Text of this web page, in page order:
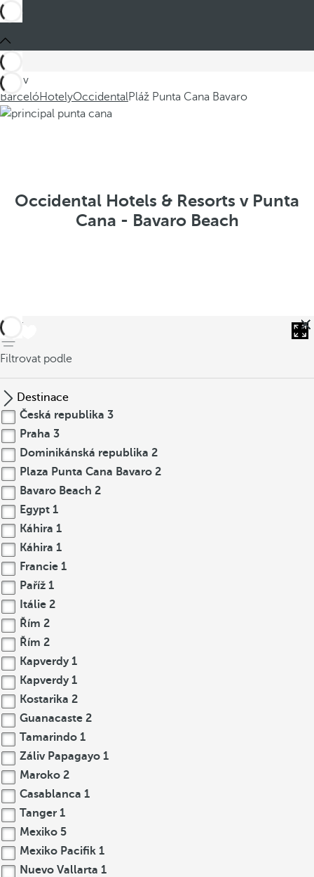
Jste v
BarcelóHotelyOccidentalPláž Punta Cana Bavaro
Occidental Hotels & Resorts v Punta
Cana - Bavaro Beach
Zpět
Filtrovat podle
Destinace
Česká republika 3
Praha 3
Dominikánská republika 2
Plaza Punta Cana Bavaro 2
Bavaro Beach 2
Egypt 1
Káhira 1
Káhira 1
Francie 1
Paříž 1
Itálie 2
Řím 2
Řím 2
Kapverdy 1
Kapverdy 1
Kostarika 2
Guanacaste 2
Tamarindo 1
Záliv Papagayo 1
Maroko 2
Casablanca 1
Tanger 1
Mexiko 5
Mexiko Pacifik 1
Nuevo Vallarta 1